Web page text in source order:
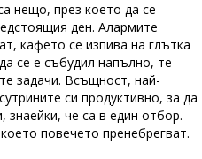
нещо, през което да се
ден. Алармите
кафето се изпива на глътка
се е събудил напълно, те
задачи. Всъщност, най-
си продуктивно, за да
знаейки, че са в един отбор.
повечето пренебрегват.